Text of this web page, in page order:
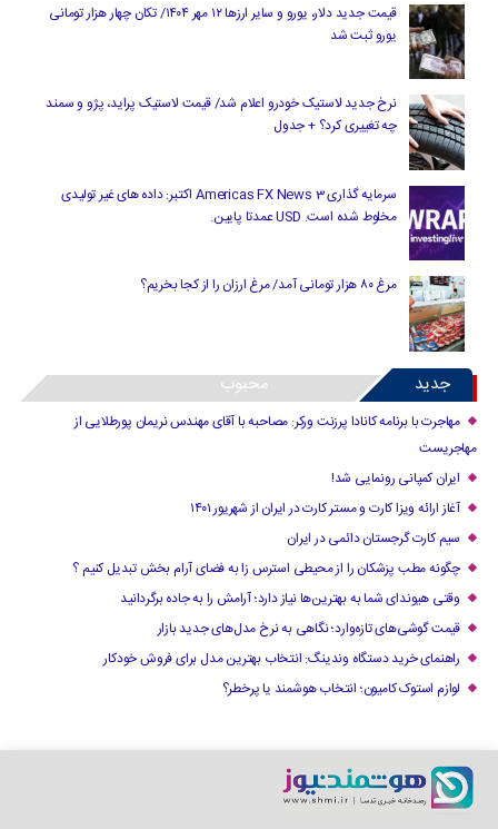
قیمت جدید دلار، یورو و سایر ارزها ۱۲ مهر ۱۴۰۴/ تکان چهار هزار تومانی
یورو ثبت شد
نرخ جدید لاستیک خودرو اعلام شد/ قیمت لاستیک پراید، پژو و سمند
چه تغییری کرد؟ + جدول
سرمایه گذاری Americas FX News 3 اکتبر: داده های غیر تولیدی
مخلوط شده است. USD عمدتا پایین.
مرغ ۸۰ هزار تومانی آمد/ مرغ ارزان را از کجا بخریم؟
جدید محبوب
مهاجرت با برنامه کانادا پرزنت ورکر: مصاحبه با آقای مهندس نریمان پورطلایی از
مهاجریست
ایران کمپانی رونمایی شد!
آغاز ارائه ویزا کارت و مستر کارت در ایران از شهریور ۱۴۰۱
سیم کارت گرجستان دائمی در ایران
چگونه مطب پزشکان را از محیطی استرس زا به فضای آرام بخش تبدیل کنیم ؟
وقتی هیوندای شما به بهترین‌ها نیاز دارد؛ آرامش را به جاده برگردانید
قیمت گوشی‌های تازه‌وارد؛ نگاهی به نرخ مدل‌های جدید بازار
راهنمای خرید دستگاه وندینگ: انتخاب بهترین مدل برای فروش خودکار
لوازم استوک کامیون؛ انتخاب هوشمند یا پرخطر؟